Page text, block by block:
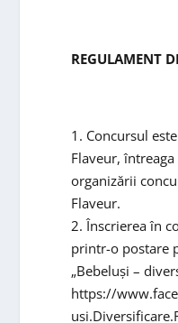
REGULAMENT
1. Concursul
Flaveur,
organizării
Flaveur.
2. Înscrierea în
printr-o postare
„Bebeluși –
https://